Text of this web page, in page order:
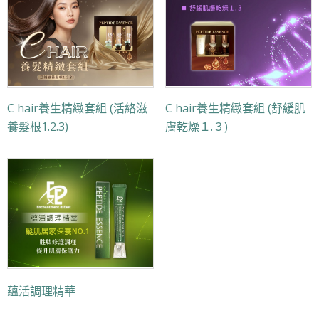
C hair養生精緻套組 (活絡滋
養髮根1.2.3)
C hair養生精緻套組 (舒緩肌
膚乾燥１.３)
蘊活調理精華